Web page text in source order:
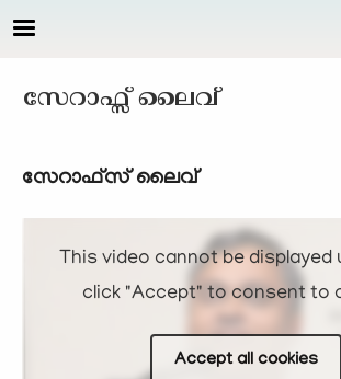
Skip to main content
സേറാഫ്സ് ലൈവ്
സേറാഫ്സ് ലൈവ്
This video cannot be displayed
click "Accept" to consent to
Accept all cookies